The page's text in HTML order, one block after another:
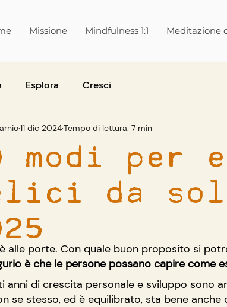
Missione Mindfulness 1:1 Meditazione
Esplora Cresci
modi per
da
11 dic 2024Tempo di lettura: 7 min
alle porte. Con quale buon proposito si
è che le persone possano capire come
anni di crescita personale e sviluppo sono
se stesso, ed è equilibrato, sta bene anche